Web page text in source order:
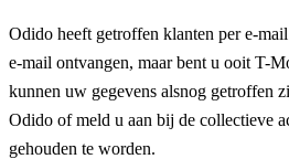
Odido heeft getroffen klanten per e-
e-mail ontvangen, maar bent u ooit T-
kunnen uw gegevens alsnog getroffen
Odido of meld u aan bij de collectieve
gehouden te worden.